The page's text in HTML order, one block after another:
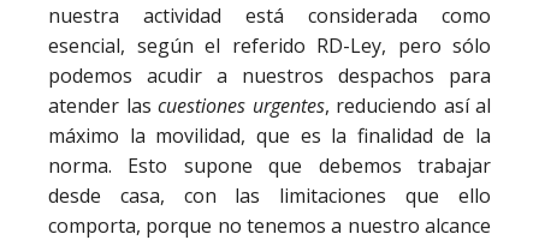
nuestra actividad está considerada como
esencial, según el referido RD-Ley, pero sólo
podemos acudir a nuestros despachos para
atender las cuestiones urgentes, reduciendo así al
máximo la movilidad, que es la finalidad de la
norma. Esto supone que debemos trabajar
desde casa, con las limitaciones que ello
comporta, porque no tenemos a nuestro alcance